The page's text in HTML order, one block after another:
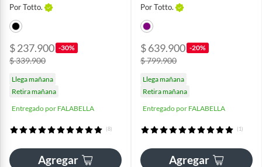
Por Totto.
$ 237.900 -30%
$ 339.900
Llega mañana
Retira mañana
Entregado por FALABELLA
(8)
Agregar
Por Totto.
$ 639.900 -20%
$ 799.900
Llega mañana
Retira mañana
Entregado por FALABELLA
(1)
Agregar